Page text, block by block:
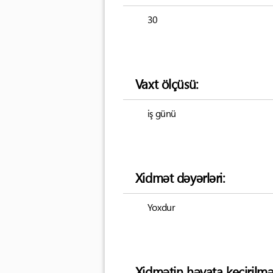
30
Vaxt ölçüsü:
iş günü
Xidmət dəyərləri:
Yoxdur